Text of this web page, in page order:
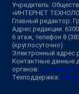
Учредитель:
«ИНТЕРНЕТ
Главный редактор:
Адрес редакции:
6 этаж, телефон 8
(круглосуточно)
Электронный адрес
Контактные данные
органов:
Техподдержка: